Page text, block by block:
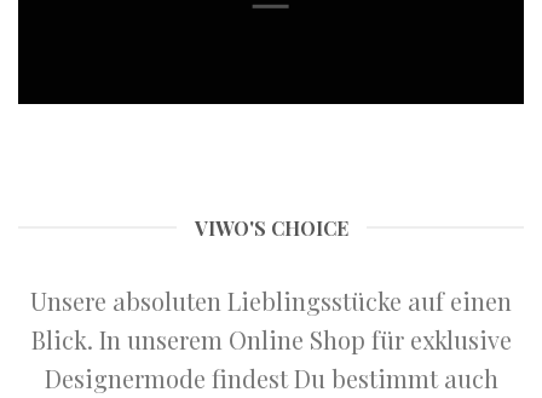
VIWO'S CHOICE
Unsere absoluten Lieblingsstücke auf einen
Blick. In unserem Online Shop für exklusive
Designermode findest Du bestimmt auch